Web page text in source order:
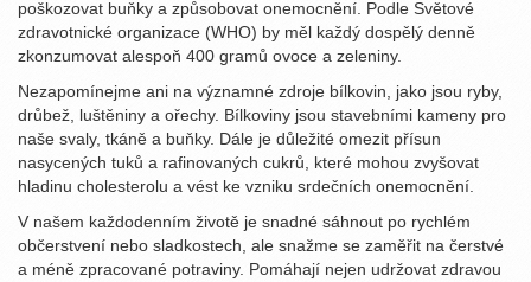
poškozovat buňky a způsobovat onemocnění. Podle Světové
zdravotnické organizace (WHO) by měl každý dospělý denně
zkonzumovat alespoň 400 gramů ovoce a zeleniny.
Nezapomínejme ani na významné zdroje bílkovin, jako jsou ryby,
drůbež, luštěniny a ořechy. Bílkoviny jsou stavebními kameny pro
naše svaly, tkáně a buňky. Dále je důležité omezit přísun
nasycených tuků a rafinovaných cukrů, které mohou zvyšovat
hladinu cholesterolu a vést ke vzniku srdečních onemocnění.
V našem každodenním životě je snadné sáhnout po rychlém
občerstvení nebo sladkostech, ale snažme se zaměřit na čerstvé
a méně zpracované potraviny. Pomáhají nejen udržovat zdravou